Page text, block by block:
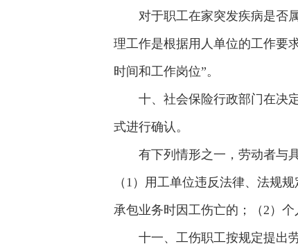
对于职工在家突发疾病是否
理工作是根据用人单位的工作要
时间和工作岗位”。
十、社会保险行政部门在决
式进行确认。
有下列情形之一，劳动者与
（1）用工单位违反法律、法规
承包业务时因工伤亡的；（2）
十一、工伤职工按规定提出